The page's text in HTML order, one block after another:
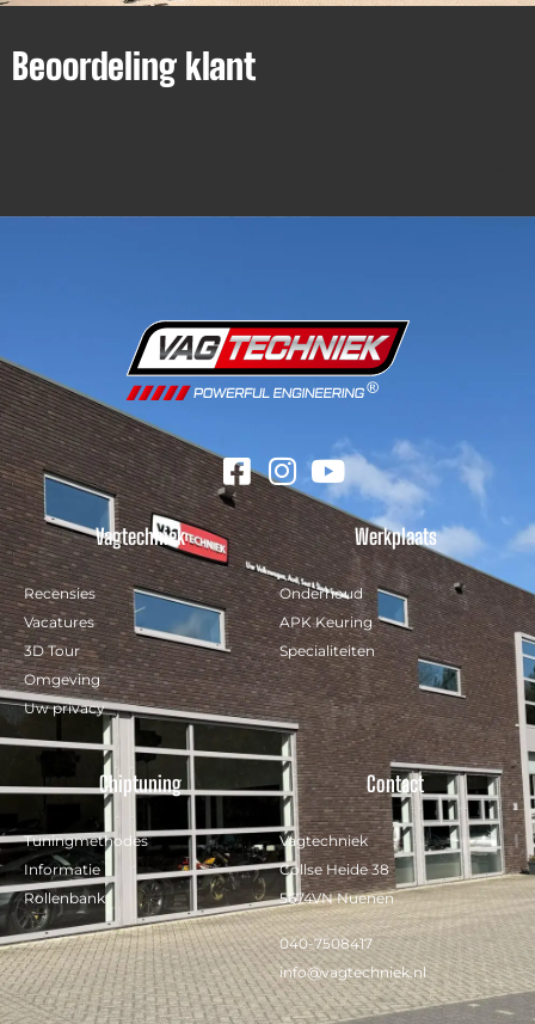
Beoordeling klant
Vagtechniek
Recensies
Vacatures
3D Tour
Omgeving
Uw privacy
Werkplaats
Onderhoud
APK Keuring
Specialiteiten
Chiptuning
Tuningmethodes
Informatie
Rollenbank
Contact
Vagtechniek
Collse Heide 38
5674VN Nuenen
040-7508417
info@vagtechniek.nl